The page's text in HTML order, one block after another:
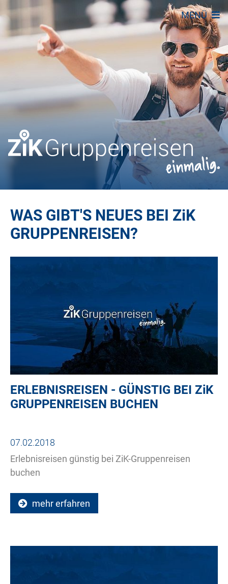
MENÜ
WAS GIBT'S NEUES BEI ZiK
GRUPPENREISEN?
ERLEBNISREISEN - GÜNSTIG BEI ZiK
GRUPPENREISEN BUCHEN
07.02.2018
Erlebnisreisen günstig bei ZiK-Gruppenreisen
buchen
mehr erfahren